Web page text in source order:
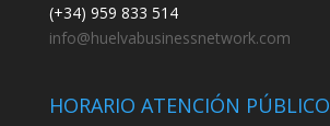
(+34) 959 833 514
info@huelvabusinessnetwork.com
HORARIO ATENCIÓN PÚBLICO